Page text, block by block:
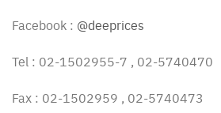
Facebook : @deeprices
Tel : 02-1502955-7 , 02-5740470
Fax : 02-1502959 , 02-5740473